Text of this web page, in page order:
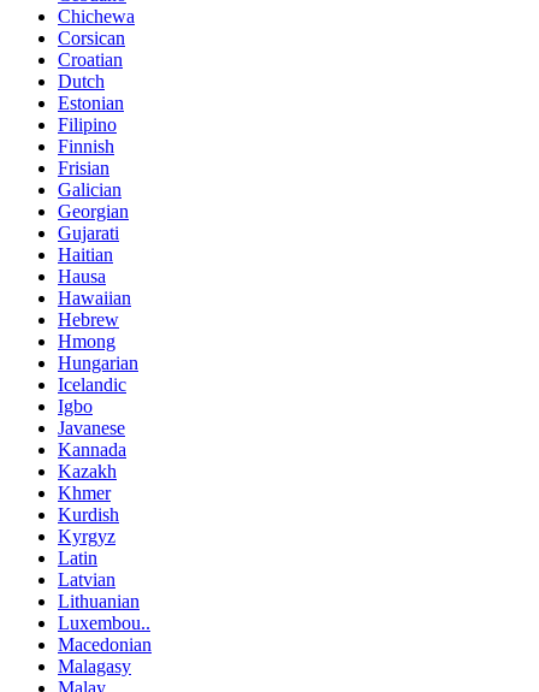
Chichewa
Corsican
Croatian
Dutch
Estonian
Filipino
Finnish
Frisian
Galician
Georgian
Gujarati
Haitian
Hausa
Hawaiian
Hebrew
Hmong
Hungarian
Icelandic
Igbo
Javanese
Kannada
Kazakh
Khmer
Kurdish
Kyrgyz
Latin
Latvian
Lithuanian
Luxembou..
Macedonian
Malagasy